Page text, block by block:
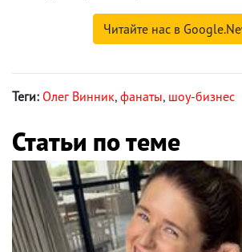
Читайте нас в
Теги: Олег Винник, фанаты, шоу-бизнес
Статьи по теме